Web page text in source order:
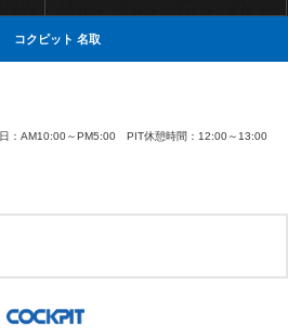
コクピット 名取
：AM10:00～PM5:00 PIT休憩時間：12:00～13:00